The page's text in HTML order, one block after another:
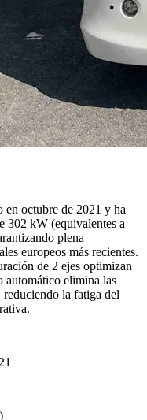
octubre de 2021 y ha
302 kW (equivalentes a
plena
europeos más recientes.
de 2 ejes optimizan
automático elimina las
reduciendo la fatiga del